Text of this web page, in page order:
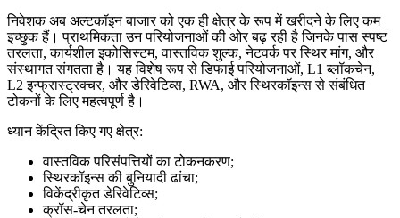
निवेशक अब अल्टकॉइन बाजार को एक ही क्षेत्र के रूप में खरीदने के लिए कम
इच्छुक हैं। प्राथमिकता उन परियोजनाओं की ओर बढ़ रही है जिनके पास स्पष्ट
तरलता, कार्यशील इकोसिस्टम, वास्तविक शुल्क, नेटवर्क पर स्थिर मांग, और
संस्थागत संगतता है। यह विशेष रूप से डिफाई परियोजनाओं, L1 ब्लॉकचेन,
L2 इन्फ्रास्ट्रक्चर, और डेरिवेटिव्स, RWA, और स्थिरकॉइन्स से संबंधित
टोकनों के लिए महत्वपूर्ण है।
ध्यान केंद्रित किए गए क्षेत्र:
वास्तविक परिसंपत्तियों का टोकनकरण;
स्थिरकॉइन्स की बुनियादी ढांचा;
विकेंद्रीकृत डेरिवेटिव्स;
क्रॉस-चेन तरलता;